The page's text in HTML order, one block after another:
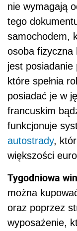
nie wymagają
tego
samochodem,
osoba fizyczna
jest posiadanie
które spełnia
posiadać je w
francuskim
funkcjonuje
autostrady,
większości
Tygodniowa
można
oraz poprzez
wyposażenie,